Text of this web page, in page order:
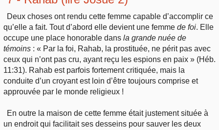
Deux choses ont rendu cette femme capable d’accomplir ce
qu’elle a fait. Tout d’abord elle devient une femme de foi. Elle
occupe une place honorable dans la grande nuée de
témoins : « Par la foi, Rahab, la prostituée, ne périt pas avec
ceux qui n’ont pas cru, ayant reçu les espions en paix » (Héb.
11:31). Rahab est parfois fortement critiquée, mais la
conduite d’un croyant est loin d’être toujours comprise et
approuvée par le monde religieux !
En outre la maison de cette femme était justement située à
un endroit qui facilitait ses desseins pour sauver les deux